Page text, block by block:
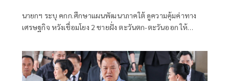
นายกฯ ระบุ คกก.ศึกษาแผนพัฒนาภาคใต้ ดูความคุ้มค่าทาง
เศรษฐกิจ หวังเชื่อมโยง 2 ชายฝั่ง ตะวันตก-ตะวันออก ให้